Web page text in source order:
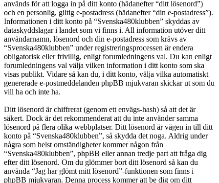
används för att logga in på ditt konto (hädanefter “ditt lösenord”)
och en personlig, giltig e-postadress (hädanefter “din e-postadress”).
Informationen i ditt konto på “Svenska480klubben” skyddas av
dataskyddslagar i landet som vi finns i. All information utöver ditt
användarnamn, lösenord och din e-postadress som krävs av
“Svenska480klubben” under registreringsprocessen är endera
obligatorisk eller frivillig, enligt forumledningens val. Du kan enligt
forumledningens val välja vilken information i ditt konto som ska
visas publikt. Vidare så kan du, i ditt konto, välja vilka automatiskt
genererade e-postmeddelanden phpBB mjukvaran skickar ut som du
vill ha och inte ha.
Ditt lösenord är chiffrerat (genom ett envägs-hash) så att det är
säkert. Dock är det rekommenderat att du inte använder samma
lösenord på flera olika webbplatser. Ditt lösenord är vägen in till ditt
konto på “Svenska480klubben”, så skydda det noga. Aldrig under
några som helst omständigheter kommer någon från
“Svenska480klubben”, phpBB eller annan tredje part att fråga dig
efter ditt lösenord. Om du glömmer bort ditt lösenord så kan du
använda “Jag har glömt mitt lösenord”-funktionen som finns i
phpBB mjukvaran. Denna process kommer att be dig om ditt